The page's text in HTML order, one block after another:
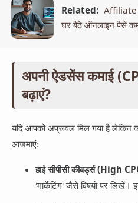
Related: Affiliate
घर बैठे ऑनलाइन पैसे
अपनी ऐडसेंस कमाई
बढ़ाएं?
यदि आपको अप्रूवल मिल गया है लेकिन
आजमाएं:
हाई सीपीसी कीवर्ड्स (High
'मार्केटिंग' जैसे विषयों पर लिखें।